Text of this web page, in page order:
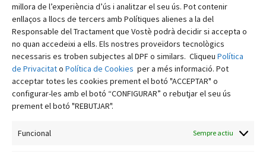
millora de l’experiència d’ús i analitzar el seu ús. Pot contenir
enllaços a llocs de tercers amb Polítiques alienes a la del
Responsable del Tractament que Vostè podrà decidir si accepta o
no quan accedeixi a ells. Els nostres proveïdors tecnològics
necessaris es troben subjectes al DPF o similars. Cliqueu Política
de Privacitato Política de Cookies per a més informació. Pot
acceptar totes les cookies prement el botó "ACCEPTAR" o
configurar-les amb el botó “CONFIGURAR” o rebutjar el seu ús
prement el botó "REBUTJAR".
Funcional Sempre actiu
agost 2023
juliol 2023
juny 2023
maig 2023
abril 2023
febrer 2023